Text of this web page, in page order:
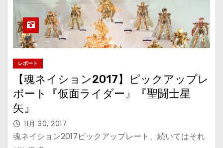
レポート
【魂ネイション2017】ピックアップレ
ポート『仮面ライダー』『聖闘士星
矢』
11月 30, 2017
魂ネイション2017ピックアップレート、続いてはそれ